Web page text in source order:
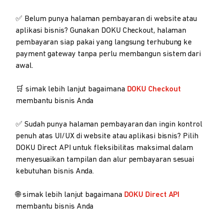
✅ Belum punya halaman pembayaran di website atau
aplikasi bisnis? Gunakan DOKU Checkout, halaman
pembayaran siap pakai yang langsung terhubung ke
payment gateway tanpa perlu membangun sistem dari
awal.
🛒 simak lebih lanjut bagaimana DOKU Checkout
membantu bisnis Anda
✅ Sudah punya halaman pembayaran dan ingin kontrol
penuh atas UI/UX di website atau aplikasi bisnis? Pilih
DOKU Direct API untuk fleksibilitas maksimal dalam
menyesuaikan tampilan dan alur pembayaran sesuai
kebutuhan bisnis Anda.
🌐 simak lebih lanjut bagaimana DOKU Direct API
membantu bisnis Anda